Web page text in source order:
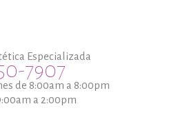
Especializada
7907
de 8:00am a 8:00pm
a 2:00pm